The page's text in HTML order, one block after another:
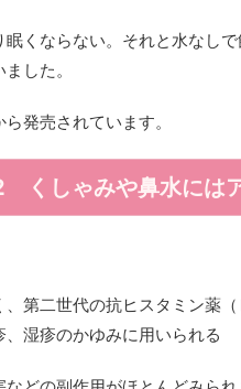
眠くならない。それと水なし
した。
ら発売されています。
くしゃみや鼻水には
、第二世代の抗ヒスタミン薬
湿疹のかゆみに用いられる